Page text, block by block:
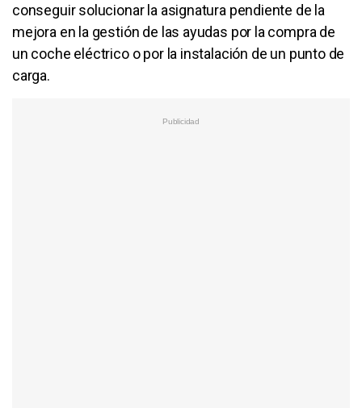
conseguir solucionar la asignatura pendiente de la
mejora en la gestión de las ayudas por la compra de
un coche eléctrico o por la instalación de un punto de
carga.